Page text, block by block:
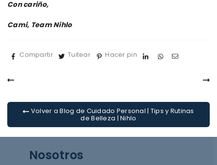
Con cariño,
Cami, Team Nihlo
Compartir Tuitear Hacer pin
Volver a Blog de Cuidado Personal | Tips y Rutinas
de Belleza | Nihlo
Nosotros